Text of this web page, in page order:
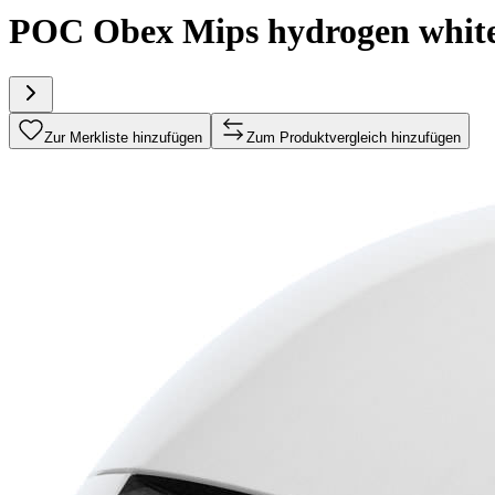
POC Obex Mips hydrogen
Zur Merkliste hinzufügen Zum Produktvergleich hinzufügen